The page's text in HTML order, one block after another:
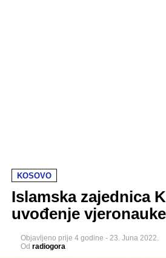
KOSOVO
Islamska zajednica
uvođenje
Objavljeno prije 4 godine - 23. Juna 2022.
Od radiogora